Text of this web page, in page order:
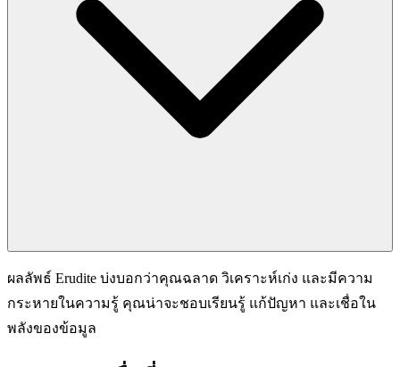
ผลลัพธ์ Erudite บ่งบอกว่าคุณฉลาด วิเคราะห์เก่ง และมีความ
กระหายในความรู้ คุณน่าจะชอบเรียนรู้ แก้ปัญหา และเชื่อใน
พลังของข้อมูล